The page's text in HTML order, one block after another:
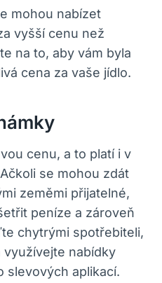
mohou nabízet
vyšší cenu než
na to, aby vám byla
cena za vaše jídlo.
cenu, a to platí i v
se mohou zdát
zeměmi přijatelné,
peníze a zároveň
chytrými spotřebiteli,
nabídky
slevových aplikací.